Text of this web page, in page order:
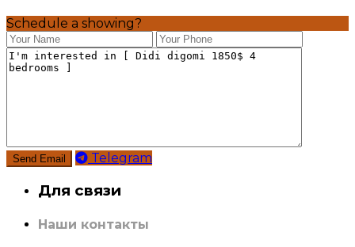
Schedule a showing?
Telegram
Для связи
Наши контакты